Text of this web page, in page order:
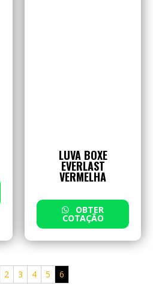
LUVA BOXE
EVERLAST
VERMELHA
OBTER
COTAÇÃO
2 3 4 5 6